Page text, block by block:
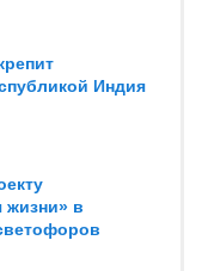
Индия
жизни» в